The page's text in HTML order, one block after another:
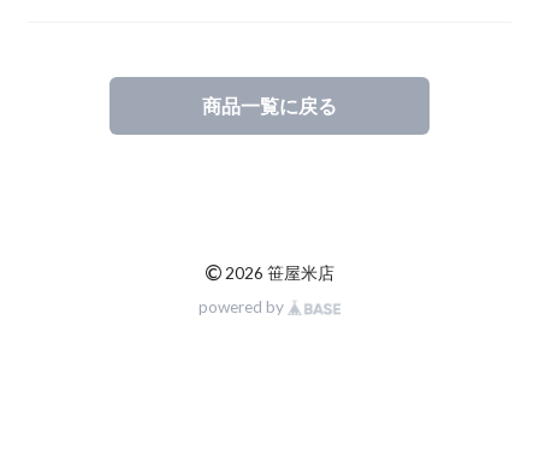
【完売】山形東置賜ササニシキ（山形）
山形県庄内 ミルキークイーン
山形県庄内 雪若丸
特栽 笹屋のお米（オリジナル）
北海道産 ゆめぴりか
【完売】四国山脈の山の蜜
商品一覧に戻る
© 2026 笹屋米店
powered by